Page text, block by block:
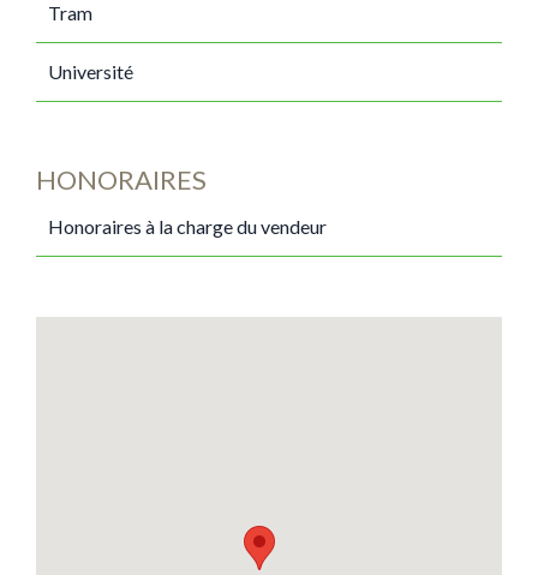
Tram
Université
HONORAIRES
Honoraires à la charge du vendeur